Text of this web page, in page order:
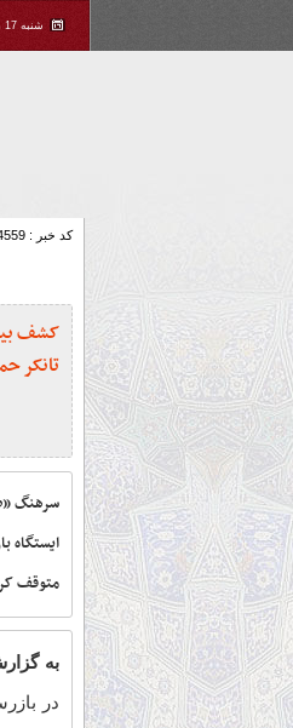
شنبه 17 مرداد سال 1405
کد خبر : 84559
تانکر
سرهنگ
ایستگاه
متوقف
به
در